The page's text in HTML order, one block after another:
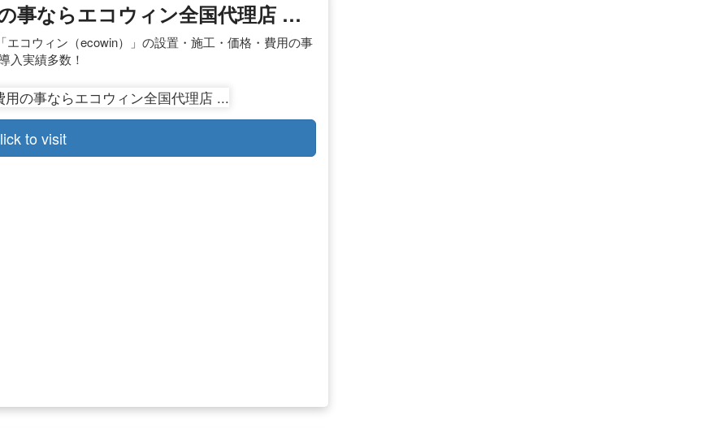
事ならエコウィン全国代理店 …
コウィン（ecowin）」の設置・施工・価格・費用の事
入実績多数！
to visit